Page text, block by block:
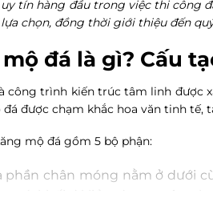
uy tín hàng đầu trong việc thi công
chọn, đồng thời giới thiệu đến
mộ đá là gì? Cấu
công trình kiến trúc tâm linh được
được chạm khắc hoa văn tinh
mộ đá gồm 5 bộ phận:
phần chân móng nằm ở dưới